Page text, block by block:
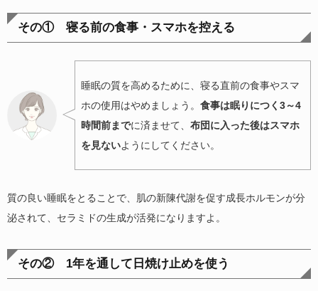
その① 寝る前の食事・スマホを控える
睡眠の質を高めるために、寝る直前の食事やスマ
ホの使用はやめましょう。 食事は眠りにつく3～4
時間前までに済ませて、 布団に入った後はスマホ
を見ないようにしてください。
質の良い睡眠をとることで、肌の新陳代謝を促す成長ホルモンが分
泌されて、セラミドの生成が活発になりますよ。
その② 1年を通して日焼け止めを使う